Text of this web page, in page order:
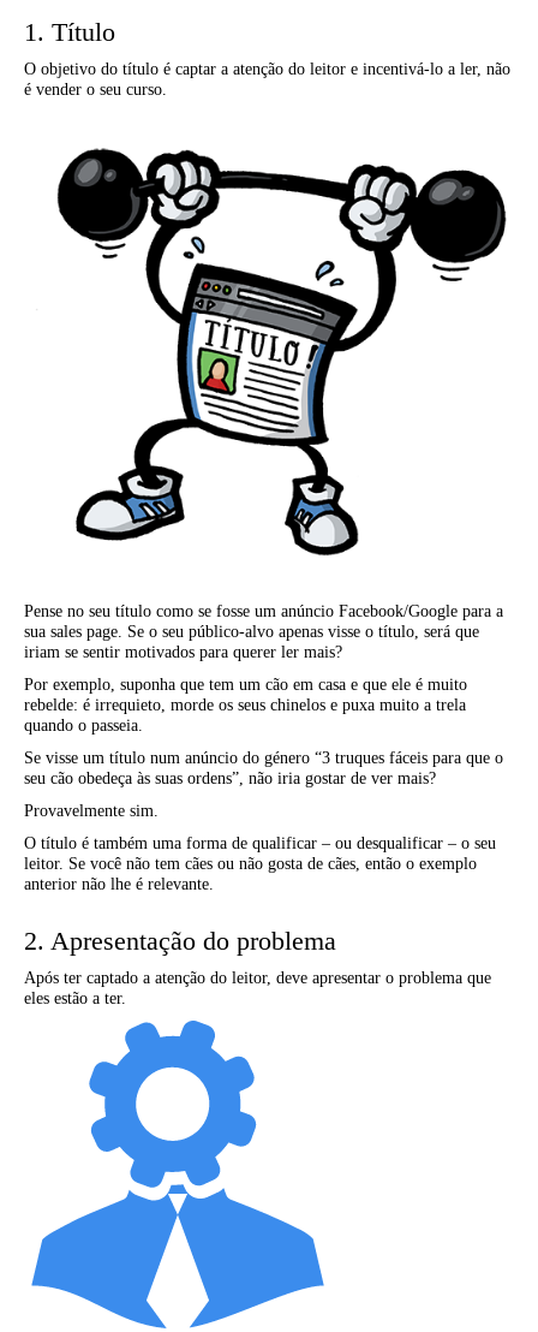
1. Título
O objetivo do título é captar a atenção do leitor e incentivá-lo a ler, não
é vender o seu curso.
Pense no seu título como se fosse um anúncio Facebook/Google para a
sua sales page. Se o seu público-alvo apenas visse o título, será que
iriam se sentir motivados para querer ler mais?
Por exemplo, suponha que tem um cão em casa e que ele é muito
rebelde: é irrequieto, morde os seus chinelos e puxa muito a trela
quando o passeia.
Se visse um título num anúncio do género “3 truques fáceis para que o
seu cão obedeça às suas ordens”, não iria gostar de ver mais?
Provavelmente sim.
O título é também uma forma de qualificar – ou desqualificar – o seu
leitor. Se você não tem cães ou não gosta de cães, então o exemplo
anterior não lhe é relevante.
2. Apresentação do problema
Após ter captado a atenção do leitor, deve apresentar o problema que
eles estão a ter.